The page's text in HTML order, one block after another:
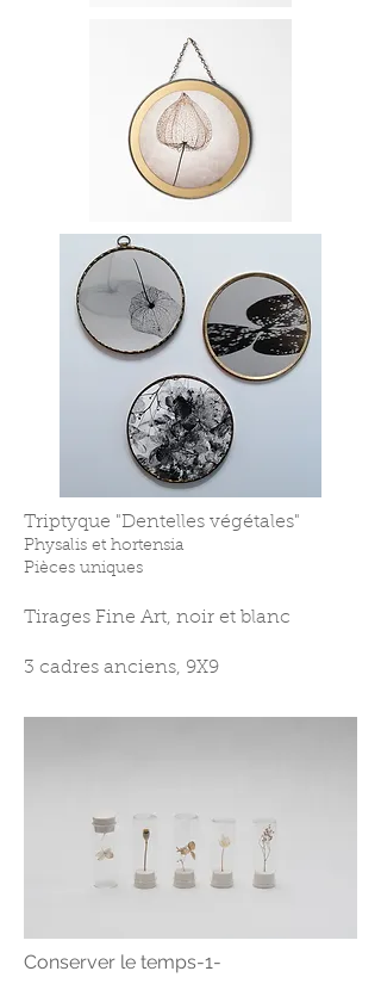
Triptyque "Dentelles végétales"
Physalis et hortensia
Pièces uniques
Tirages Fine Art, noir et blanc
3 cadres anciens, 9X9
Conserver le temps-1-